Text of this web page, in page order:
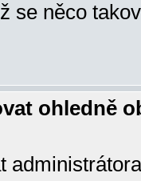
se něco
ohledně